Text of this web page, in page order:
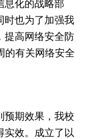
息化的战略部
时也为了加强我
提高网络安全防
的有关网络安全
预期效果，我校
实效。成立了以